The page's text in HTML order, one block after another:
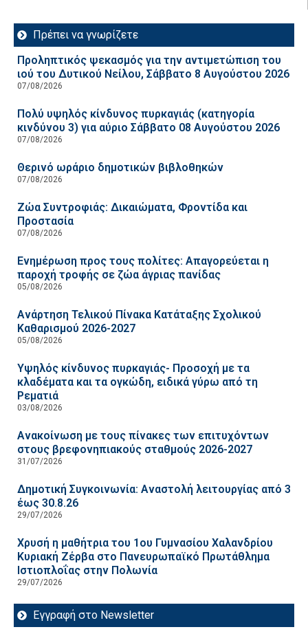
Πρέπει να γνωρίζετε
Προληπτικός ψεκασμός για την αντιμετώπιση του
ιού του Δυτικού Νείλου, Σάββατο 8 Αυγούστου 2026
07/08/2026
Πολύ υψηλός κίνδυνος πυρκαγιάς (κατηγορία
κινδύνου 3) για αύριο Σάββατο 08 Αυγούστου 2026
07/08/2026
Θερινό ωράριο δημοτικών βιβλοθηκών
07/08/2026
Ζώα Συντροφιάς: Δικαιώματα, Φροντίδα και
Προστασία
07/08/2026
Ενημέρωση προς τους πολίτες: Απαγορεύεται η
παροχή τροφής σε ζώα άγριας πανίδας
05/08/2026
Ανάρτηση Τελικού Πίνακα Κατάταξης Σχολικού
Καθαρισμού 2026-2027
05/08/2026
Υψηλός κίνδυνος πυρκαγιάς- Προσοχή με τα
κλαδέματα και τα ογκώδη, ειδικά γύρω από τη
Ρεματιά
03/08/2026
Ανακοίνωση με τους πίνακες των επιτυχόντων
στους βρεφονηπιακούς σταθμούς 2026-2027
31/07/2026
Δημοτική Συγκοινωνία: Αναστολή λειτουργίας από 3
έως 30.8.26
29/07/2026
Χρυσή η μαθήτρια του 1ου Γυμνασίου Χαλανδρίου
Κυριακή Ζέρβα στο Πανευρωπαϊκό Πρωτάθλημα
Ιστιοπλοΐας στην Πολωνία
29/07/2026
Εγγραφή στο Newsletter